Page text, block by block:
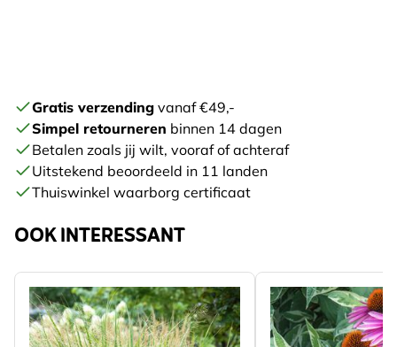
Gratis verzending vanaf €49,-
Simpel retourneren binnen 14 dagen
Betalen zoals jij wilt, vooraf of achteraf
Uitstekend beoordeeld in 11 landen
Thuiswinkel waarborg certificaat
OOK INTERESSANT